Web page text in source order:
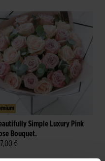
Simple Luxury Pink
Bouquet.
€